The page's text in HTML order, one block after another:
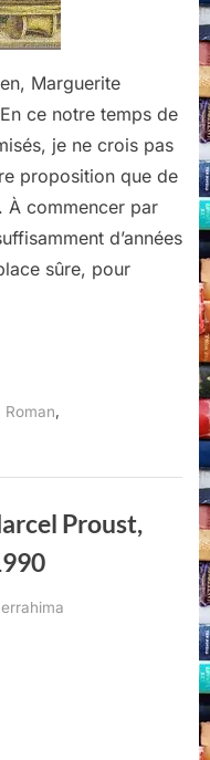
Marguerite
ce notre temps de
je ne crois pas
proposition que de
À commencer par
d’années
sûre, pour
Roman
Proust,